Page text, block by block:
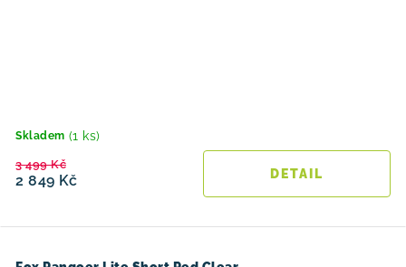
Skladem (1 ks)
2 849 Kč
3 499 Kč